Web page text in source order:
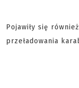
Pojawiły się
przeładowania